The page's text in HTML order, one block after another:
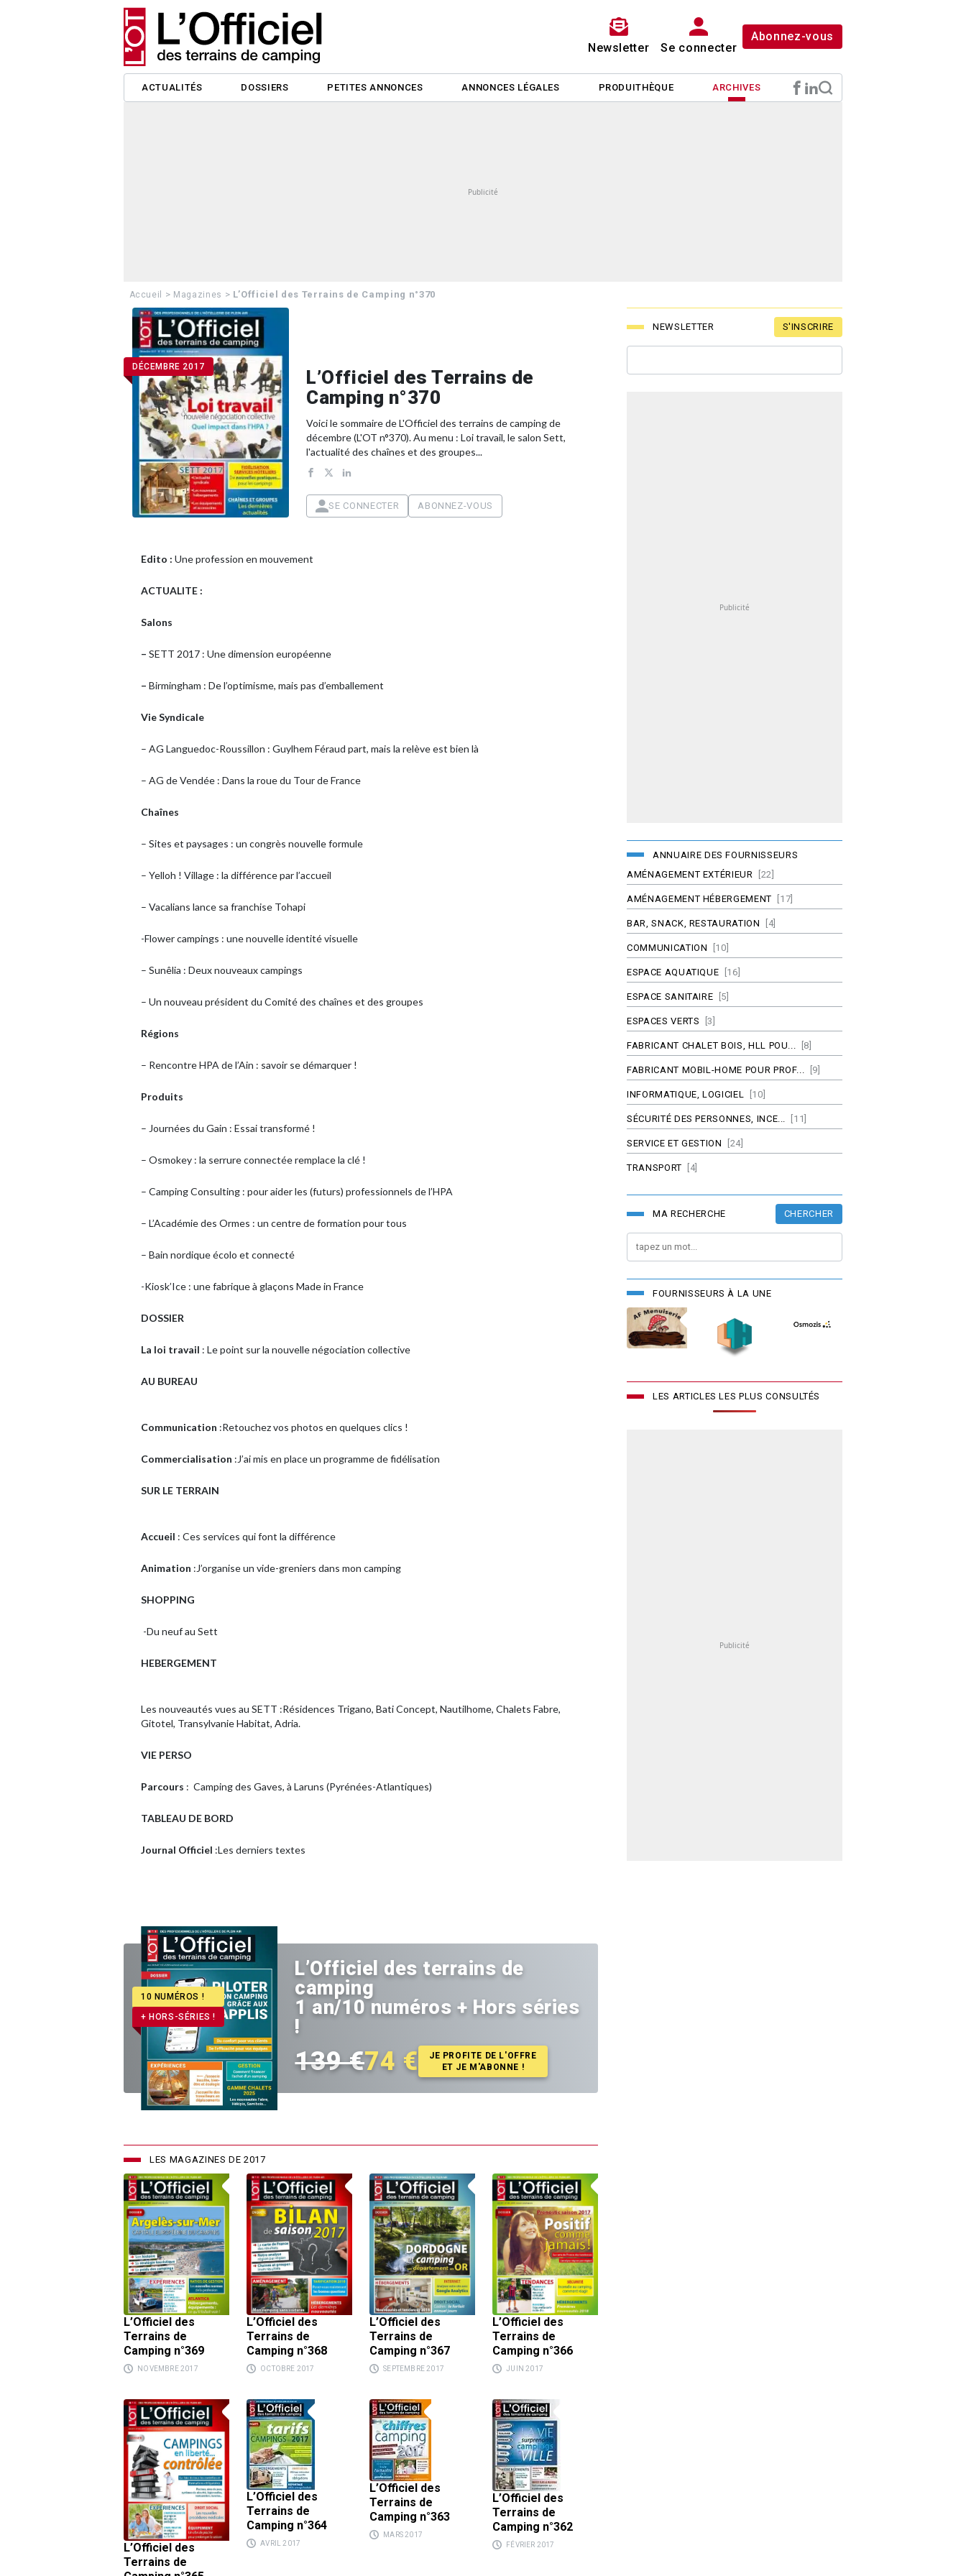
Newsletter Se connecter
Abonnez-vous
ACTUALITÉS DOSSIERS PETITES ANNONCES ANNONCES LÉGALES PRODUITHÈQUE ARCHIVES
Accueil > Magazines > L’Officiel des Terrains de Camping n°370
DÉCEMBRE 2017
L’Officiel des Terrains de
Camping n°370
Voici le sommaire de L'Officiel des terrains de camping de
décembre (L'OT n°370). Au menu : Loi travail, le salon Sett,
l'actualité des chaînes et des groupes...
SE CONNECTER ABONNEZ-VOUS
Edito : Une profession en mouvement
ACTUALITE :
Salons
– SETT 2017 : Une dimension européenne
– Birmingham : De l’optimisme, mais pas d’emballement
Vie Syndicale
– AG Languedoc-Roussillon : Guylhem Féraud part, mais la relève est bien là
– AG de Vendée : Dans la roue du Tour de France
Chaînes
– Sites et paysages : un congrès nouvelle formule
– Yelloh ! Village : la différence par l’accueil
– Vacalians lance sa franchise Tohapi
-Flower campings : une nouvelle identité visuelle
– Sunêlia : Deux nouveaux campings
– Un nouveau président du Comité des chaînes et des groupes
Régions
– Rencontre HPA de l’Ain : savoir se démarquer !
Produits
– Journées du Gain : Essai transformé !
– Osmokey : la serrure connectée remplace la clé !
– Camping Consulting : pour aider les (futurs) professionnels de l’HPA
– L’Académie des Ormes : un centre de formation pour tous
– Bain nordique écolo et connecté
-Kiosk’Ice : une fabrique à glaçons Made in France
DOSSIER
La loi travail : Le point sur la nouvelle négociation collective
AU BUREAU
Communication :Retouchez vos photos en quelques clics !
Commercialisation :J’ai mis en place un programme de fidélisation
SUR LE TERRAIN
Accueil : Ces services qui font la différence
Animation :J’organise un vide-greniers dans mon camping
SHOPPING
-Du neuf au Sett
HEBERGEMENT
Les nouveautés vues au SETT :Résidences Trigano, Bati Concept, Nautilhome, Chalets Fabre,
Gitotel, Transylvanie Habitat, Adria.
VIE PERSO
Parcours : Camping des Gaves, à Laruns (Pyrénées-Atlantiques)
TABLEAU DE BORD
Journal Officiel :Les derniers textes
10 NUMÉROS !
+ HORS-SÉRIES !
L’Officiel des terrains de
camping
1 an/10 numéros + Hors séries
!
139 €74 €
JE PROFITE DE L'OFFRE
ET JE M'ABONNE !
LES MAGAZINES DE 2017
L’Officiel des
Terrains de
Camping n°369
NOVEMBRE 2017
L’Officiel des
Terrains de
Camping n°368
OCTOBRE 2017
L’Officiel des
Terrains de
Camping n°367
SEPTEMBRE 2017
L’Officiel des
Terrains de
Camping n°366
JUIN 2017
L’Officiel des
Terrains de
L’Officiel des
Terrains de
Camping n°364
AVRIL 2017
L’Officiel des
Terrains de
Camping n°363
MARS 2017
L’Officiel des
Terrains de
Camping n°362
FÉVRIER 2017
NEWSLETTER S'INSCRIRE
ANNUAIRE DES FOURNISSEURS
AMÉNAGEMENT EXTÉRIEUR
[22]
AMÉNAGEMENT HÉBERGEMENT [17]
BAR, SNACK, RESTAURATION [4]
COMMUNICATION [10]
ESPACE AQUATIQUE [16]
ESPACE SANITAIRE [5]
ESPACES VERTS [3]
FABRICANT CHALET BOIS, HLL POU... [8]
FABRICANT MOBIL-HOME POUR PROF... [9]
INFORMATIQUE, LOGICIEL [10]
SÉCURITÉ DES PERSONNES, INCE... [11]
SERVICE ET GESTION [24]
TRANSPORT [4]
MA RECHERCHE CHERCHER
FOURNISSEURS À LA UNE
LES ARTICLES LES PLUS CONSULTÉS